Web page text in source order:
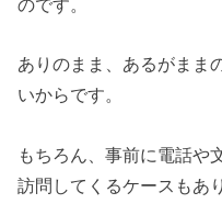
のです。
ありのまま、あるがまま
いからです。
もちろん、事前に電話や
訪問してくるケースもあ